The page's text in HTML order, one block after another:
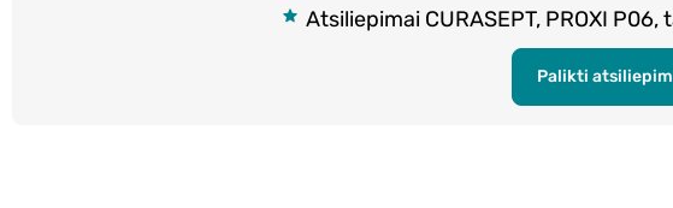
Atsiliepimai CURASEPT, PROXI
Palikti